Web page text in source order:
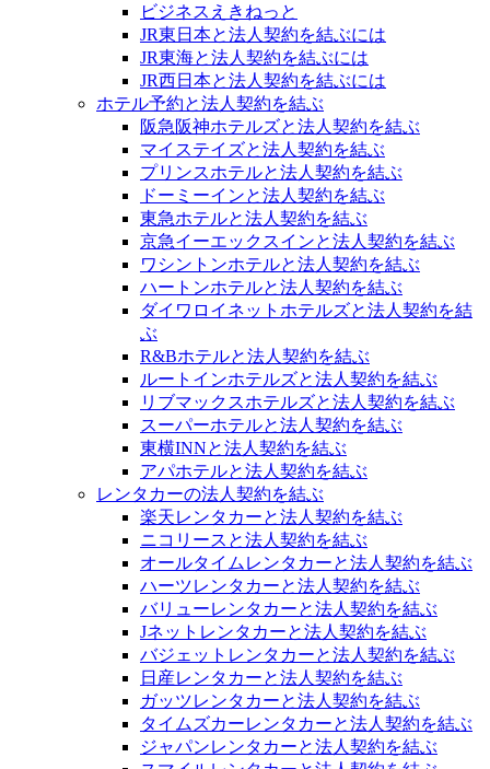
ビジネスえきねっと
JR東日本と法人契約を結ぶには
JR東海と法人契約を結ぶには
JR西日本と法人契約を結ぶには
ホテル予約と法人契約を結ぶ
阪急阪神ホテルズと法人契約を結ぶ
マイステイズと法人契約を結ぶ
プリンスホテルと法人契約を結ぶ
ドーミーインと法人契約を結ぶ
東急ホテルと法人契約を結ぶ
京急イーエックスインと法人契約を結ぶ
ワシントンホテルと法人契約を結ぶ
ハートンホテルと法人契約を結ぶ
ダイワロイネットホテルズと法人契約を結
ぶ
R&Bホテルと法人契約を結ぶ
ルートインホテルズと法人契約を結ぶ
リブマックスホテルズと法人契約を結ぶ
スーパーホテルと法人契約を結ぶ
東横INNと法人契約を結ぶ
アパホテルと法人契約を結ぶ
レンタカーの法人契約を結ぶ
楽天レンタカーと法人契約を結ぶ
ニコリースと法人契約を結ぶ
オールタイムレンタカーと法人契約を結ぶ
ハーツレンタカーと法人契約を結ぶ
バリューレンタカーと法人契約を結ぶ
Jネットレンタカーと法人契約を結ぶ
バジェットレンタカーと法人契約を結ぶ
日産レンタカーと法人契約を結ぶ
ガッツレンタカーと法人契約を結ぶ
タイムズカーレンタカーと法人契約を結ぶ
ジャパンレンタカーと法人契約を結ぶ